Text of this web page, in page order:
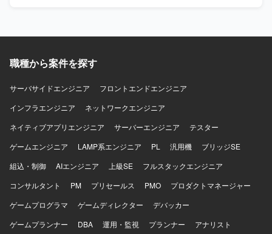
す。大規模なシステム基盤の運用ノウハウやIaCなどの最新
【開発環境】 AWS、AliCloud、Azure、Windows Server、
Microsoft SQL Server、JP1、Grafana、CloudWatch、Git、
Terraform、Ansible、PowerShell、GitHub Actionsなどの環
境で業務を行います。
職種から案件を探す
サーバサイドエンジニア
フロントエンドエンジニア
インフラエンジニア
ネットワークエンジニア
ネイティブアプリエンジニア
サーバーエンジニア
テスター
ゲームエンジニア
LAMP系エンジニア PL 汎用機
ブリッジSE
組込・制御
AIエンジニア 上級SE
フルスタックエンジニア
コンサルタント
PM プリセールス PMO
プロダクトマネージャー
ゲームプログラマ
ゲームディレクター
デバッカー
ゲームプランナー
DBA 運用・監視 プランナー
アナリスト